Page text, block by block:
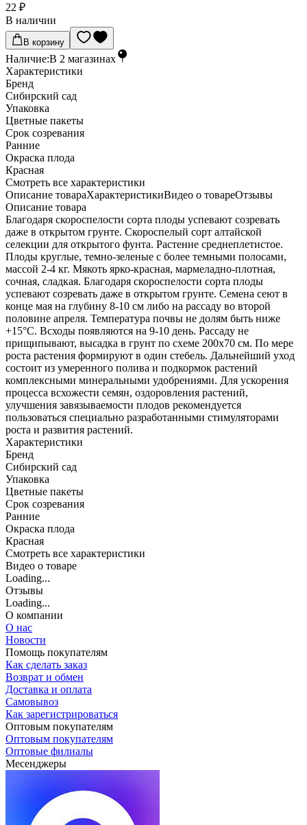
22 ₽
В наличии
В корзину
Наличие:В 2 магазинах
Характеристики
Бренд
Сибирский сад
Упаковка
Цветные пакеты
Срок созревания
Ранние
Окраска плода
Красная
Cмотреть все характеристики
Описание товараХарактеристикиВидео о товареОтзывы
Описание товара
Благодаря скороспелости сорта плоды успевают созревать
даже в открытом грунте. Скороспелый сорт алтайской
селекции для открытого фунта. Растение среднеплетистое.
Плоды круглые, темно-зеленые с более темными полосами,
массой 2-4 кг. Мякоть ярко-красная, мармеладно-плотная,
сочная, сладкая. Благодаря скороспелости сорта плоды
успевают созревать даже в открытом грунте. Семена сеют в
конце мая на глубину 8-10 см либо на рассаду во второй
половине апреля. Температура почвы не долям быть ниже
+15°С. Всходы появляются на 9-10 день. Рассаду не
прищипывают, высадка в грунт по схеме 200x70 см. По мере
роста растения формируют в один стебель. Дальнейший уход
состоит из умеренного полива и подкормок растений
комплексными минеральными удобрениями. Для ускорения
процесса всхожести семян, оздоровления растений,
улучшения завязываемости плодов рекомендуется
пользоваться специально разработанными стимуляторами
роста и развития растений.
Характеристики
Бренд
Сибирский сад
Упаковка
Цветные пакеты
Срок созревания
Ранние
Окраска плода
Красная
Cмотреть все характеристики
Видео о товаре
Loading...
Отзывы
Loading...
О компании
О нас
Новости
Помощь покупателям
Как сделать заказ
Возврат и обмен
Доставка и оплата
Самовывоз
Как зарегистрироваться
Оптовым покупателям
Оптовым покупателям
Оптовые филиалы
Месенджеры